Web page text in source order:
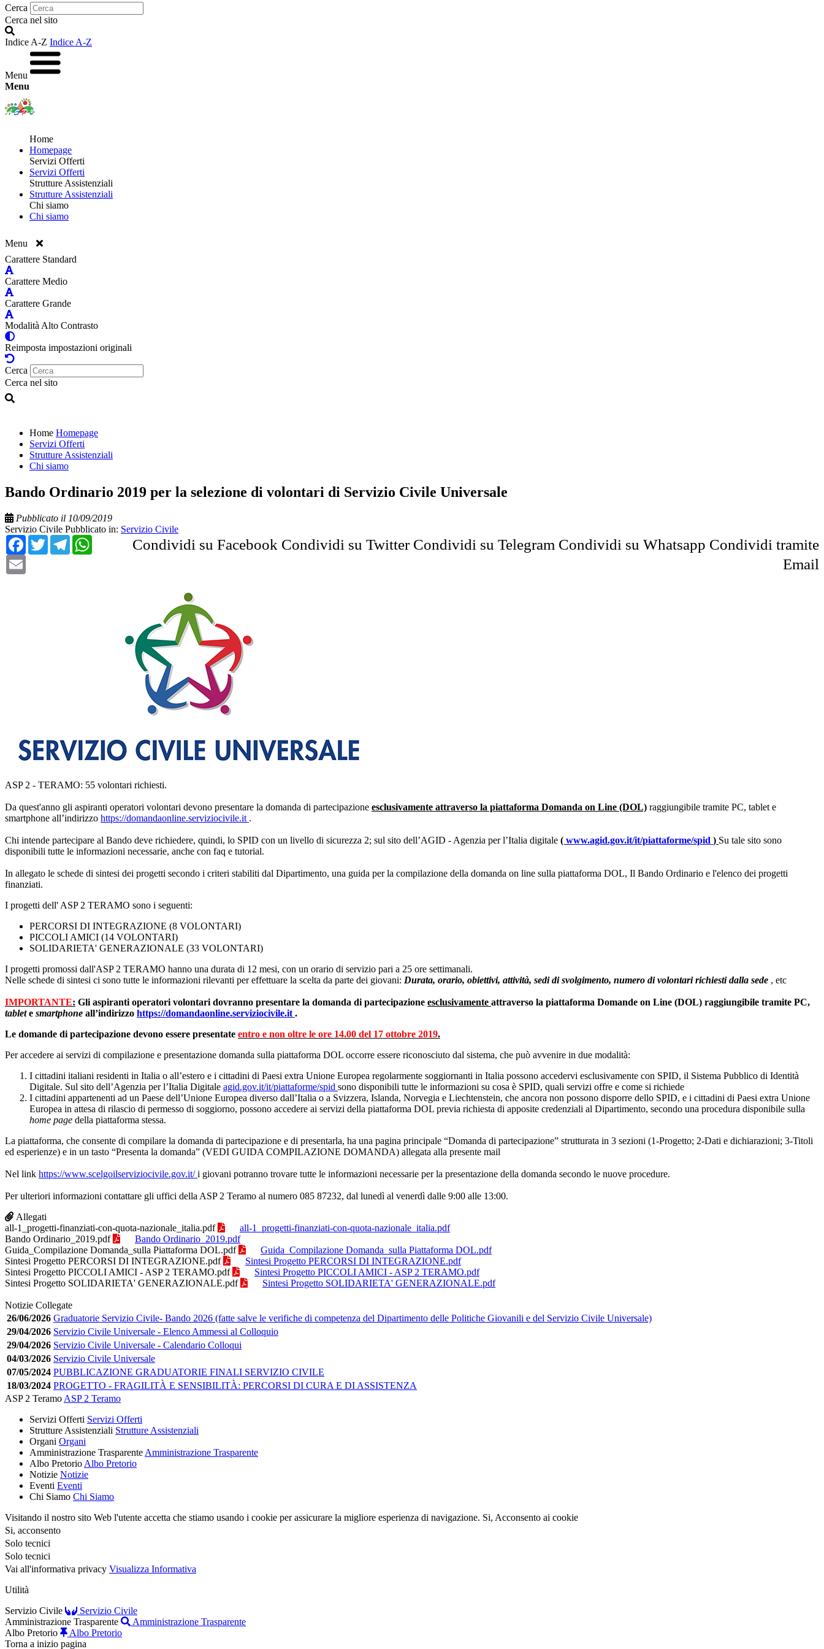
Cerca
Cerca nel sito
Indice A-Z Indice A-Z
Menu
Menu
Home
Homepage
Servizi Offerti
Servizi Offerti
Strutture Assistenziali
Strutture Assistenziali
Chi siamo
Chi siamo
Menu
Carattere Standard
Carattere Medio
Carattere Grande
Modalità Alto Contrasto
Reimposta impostazioni originali
Cerca
Cerca nel sito
Home Homepage
Servizi Offerti
Strutture Assistenziali
Chi siamo
Bando Ordinario 2019 per la selezione di volontari di Servizio Civile Universale
Pubblicato il 10/09/2019
Servizio Civile Pubblicato in: Servizio Civile
Condividi su Facebook
Facebook Condividi su Twitter
Twitter Condividi su Telegram
Telegram Condividi su Whatsapp
WhatsApp
Condividi tramite
Email
Email
ASP 2 - TERAMO: 55 volontari richiesti.
Da quest'anno gli aspiranti operatori volontari devono presentare la domanda di partecipazione esclusivamente attraverso la piattaforma Domanda on Line (DOL) raggiungibile tramite PC, tablet e
smartphone all’indirizzo https://domandaonline.serviziocivile.it .
Chi intende partecipare al Bando deve richiedere, quindi, lo SPID con un livello di sicurezza 2; sul sito dell’AGID - Agenzia per l’Italia digitale ( www.agid.gov.it/it/piattaforme/spid ) Su tale sito sono
disponibili tutte le informazioni necessarie, anche con faq e tutorial.
In allegato le schede di sintesi dei progetti secondo i criteri stabiliti dal Dipartimento, una guida per la compilazione della domanda on line sulla piattaforma DOL, Il Bando Ordinario e l'elenco dei progetti
finanziati.
I progetti dell' ASP 2 TERAMO sono i seguenti:
PERCORSI DI INTEGRAZIONE (8 VOLONTARI)
PICCOLI AMICI (14 VOLONTARI)
SOLIDARIETA' GENERAZIONALE (33 VOLONTARI)
I progetti promossi dall'ASP 2 TERAMO hanno una durata di 12 mesi, con un orario di servizio pari a 25 ore settimanali.
Nelle schede di sintesi ci sono tutte le informazioni rilevanti per effettuare la scelta da parte dei giovani: Durata, orario, obiettivi, attività, sedi di svolgimento, numero di volontari richiesti dalla sede , etc
IMPORTANTE: Gli aspiranti operatori volontari dovranno presentare la domanda di partecipazione esclusivamente attraverso la piattaforma Domande on Line (DOL) raggiungibile tramite PC,
tablete smartphone all’indirizzo https://domandaonline.serviziocivile.it .
Le domande di partecipazione devono essere presentate entro e non oltre le ore 14.00 del 17 ottobre 2019.
Per accedere ai servizi di compilazione e presentazione domanda sulla piattaforma DOL occorre essere riconosciuto dal sistema, che può avvenire in due modalità:
I cittadini italiani residenti in Italia o all’estero e i cittadini di Paesi extra Unione Europea regolarmente soggiornanti in Italia possono accedervi esclusivamente con SPID, il Sistema Pubblico di Identità
Digitale. Sul sito dell’Agenzia per l’Italia Digitale agid.gov.it/it/piattaforme/spid sono disponibili tutte le informazioni su cosa è SPID, quali servizi offre e come si richiede
I cittadini appartenenti ad un Paese dell’Unione Europea diverso dall’Italia o a Svizzera, Islanda, Norvegia e Liechtenstein, che ancora non possono disporre dello SPID, e i cittadini di Paesi extra Unione
Europea in attesa di rilascio di permesso di soggiorno, possono accedere ai servizi della piattaforma DOL previa richiesta di apposite credenziali al Dipartimento, secondo una procedura disponibile sulla
home page della piattaforma stessa.
La piattaforma, che consente di compilare la domanda di partecipazione e di presentarla, ha una pagina principale “Domanda di partecipazione” strutturata in 3 sezioni (1-Progetto; 2-Dati e dichiarazioni; 3-Titoli
ed esperienze) e in un tasto “Presenta la domanda” (VEDI GUIDA COMPILAZIONE DOMANDA) allegata alla presente mail
Nel link https://www.scelgoilserviziocivile.gov.it/i giovani potranno trovare tutte le informazioni necessarie per la presentazione della domanda secondo le nuove procedure.
Per ulteriori informazioni contattare gli uffici della ASP 2 Teramo al numero 085 87232, dal lunedì al venerdì dalle 9:00 alle 13:00.
Allegati
all-1_progetti-finanziati-con-quota-nazionale_italia.pdf
all-1_progetti-finanziati-con-quota-nazionale_italia.pdf
Bando Ordinario_2019.pdf
Bando Ordinario_2019.pdf
Guida_Compilazione Domanda_sulla Piattaforma DOL.pdf
Guida_Compilazione Domanda_sulla Piattaforma DOL.pdf
Sintesi Progetto PERCORSI DI INTEGRAZIONE.pdf
Sintesi Progetto PERCORSI DI INTEGRAZIONE.pdf
Sintesi Progetto PICCOLI AMICI - ASP 2 TERAMO.pdf
Sintesi Progetto PICCOLI AMICI - ASP 2 TERAMO.pdf
Sintesi Progetto SOLIDARIETA' GENERAZIONALE.pdf
Sintesi Progetto SOLIDARIETA' GENERAZIONALE.pdf
Notizie Collegate
26/06/2026 Graduatorie Servizio Civile- Bando 2026 (fatte salve le verifiche di competenza del Dipartimento delle Politiche Giovanili e del Servizio Civile Universale)
29/04/2026 Servizio Civile Universale - Elenco Ammessi al Colloquio
29/04/2026 Servizio Civile Universale - Calendario Colloqui
04/03/2026 Servizio Civile Universale
07/05/2024 PUBBLICAZIONE GRADUATORIE FINALI SERVIZIO CIVILE
18/03/2024 PROGETTO - FRAGILITÀ E SENSIBILITÀ: PERCORSI DI CURA E DI ASSISTENZA
ASP 2 Teramo ASP 2 Teramo
Servizi Offerti Servizi Offerti
Strutture Assistenziali Strutture Assistenziali
Organi Organi
Amministrazione Trasparente Amministrazione Trasparente
Albo Pretorio Albo Pretorio
Notizie Notizie
Eventi Eventi
Chi Siamo Chi Siamo
Visitando il nostro sito Web l'utente accetta che stiamo usando i cookie per assicurare la migliore esperienza di navigazione. Si, Acconsento ai cookie
Si, acconsento
Solo tecnici
Solo tecnici
Vai all'informativa privacy Visualizza Informativa
Utilità
Servizio Civile
Servizio Civile
Amministrazione Trasparente
Amministrazione Trasparente
Albo Pretorio
Albo Pretorio
Torna a inizio pagina